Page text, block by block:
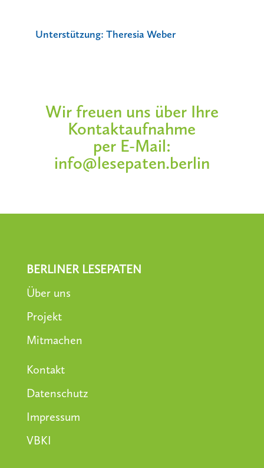
Unterstützung: Theresia Weber
Wir freuen uns über Ihre
Kontaktaufnahme
per E-Mail:
info@lesepaten.berlin
BERLINER LESEPATEN
Über uns
Projekt
Mitmachen
Kontakt
Datenschutz
Impressum
VBKI